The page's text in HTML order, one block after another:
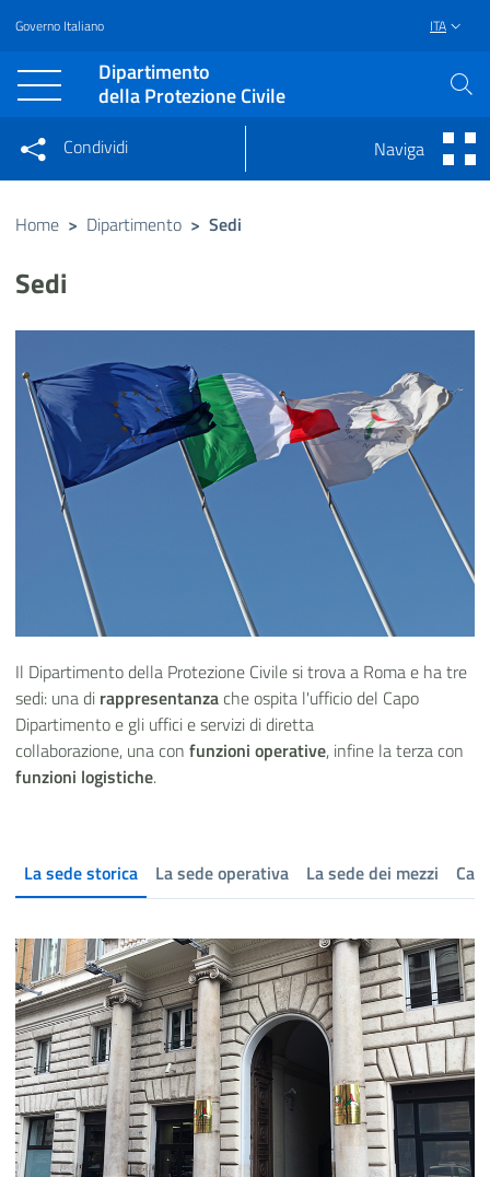
Vai al contenuto principale
Raggiungi il piè di pagina
Governo Italiano ITA
Dipartimento
della Protezione Civile
Condividi su Facebook
Condividi su Twitter
Condividi
Condividi sui social network
Naviga
Home > Dipartimento > Sedi
Sedi
Il Dipartimento della Protezione Civile si trova a Roma e ha tre
sedi: una di rappresentanza che ospita l'ufficio del Capo
Dipartimento e gli uffici e servizi di diretta
collaborazione, una con funzioni operative, infine la terza con
funzioni logistiche.
La sede storica La sede operativa La sede dei mezzi